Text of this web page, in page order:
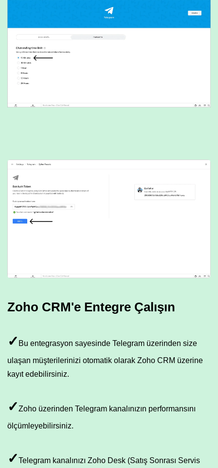
Zoho CRM'e Entegre Çalışın
✓ Bu entegrasyon sayesinde Telegram üzerinden size
ulaşan müşterilerinizi otomatik olarak Zoho CRM üzerine
kayıt edebilirsiniz.
✓Zoho üzerinden Telegram kanalınızın performansını
ölçümleyebilirsiniz.
✓Telegram kanalınızı Zoho Desk (Satış Sonrası Servis